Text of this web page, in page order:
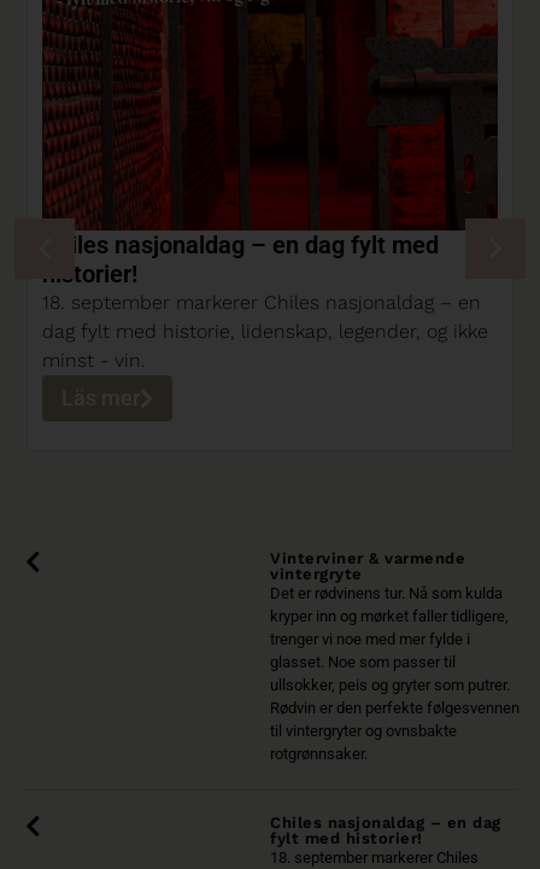
Chiles nasjonaldag – en dag fylt med
historier!
18. september markerer Chiles nasjonaldag – en
dag fylt med historie, lidenskap, legender, og ikke
minst - vin.
Läs mer
Vinterviner & varmende
vintergryte
Det er rødvinens tur. Nå som kulda
kryper inn og mørket faller tidligere,
trenger vi noe med mer fylde i
glasset. Noe som passer til
ullsokker, peis og gryter som putrer.
Rødvin er den perfekte følgesvennen
til vintergryter og ovnsbakte
rotgrønnsaker.
Chiles nasjonaldag – en dag
fylt med historier!
18. september markerer Chiles